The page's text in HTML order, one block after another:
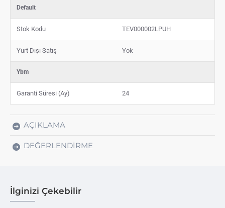
Default
Stok Kodu TEV000002LPUH
Yurt Dışı Satış Yok
Ybm
Garanti Süresi (Ay) 24
AÇIKLAMA
DEĞERLENDIRME
İlginizi Çekebilir